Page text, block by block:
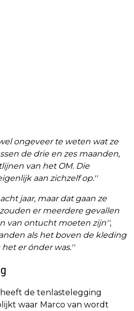
ongeveer te weten wat ze
de drie en zes maanden,
van het OM. Die
aan zichzelf op.''
jaar, maar dat gaan ze
er meerdere gevallen
van ontucht moeten zijn'',
als het boven de kleding
er ónder was.''
heeft de tenlastelegging
waar Marco van wordt